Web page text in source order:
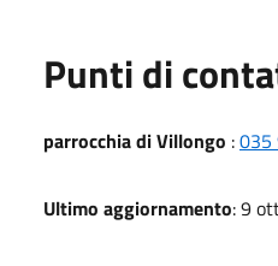
Punti di
parrocchia di Villongo :035
Ultimo aggiornamento: 9